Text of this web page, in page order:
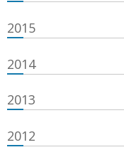
2015
2014
2013
2012